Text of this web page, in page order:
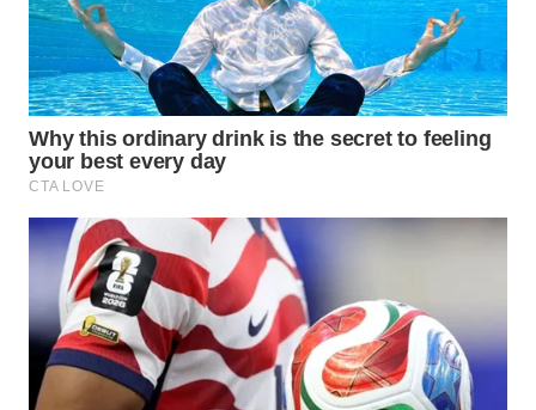
BALI
WN
KALBAR
WN
KALTENG
WN
KALTARA
WN